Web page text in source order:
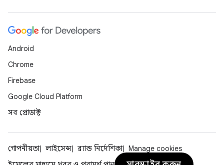
Android
Chrome
Firebase
Google Cloud Platform
সব প্রোডাক্ট
গোপনীয়তা লাইসেন্স ব্র্যান্ড নির্দেশিকা
Manage cookies